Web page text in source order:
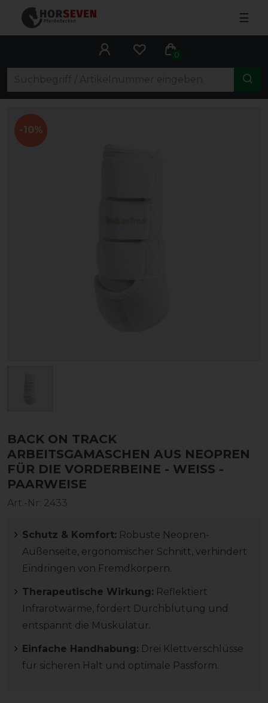
☰
0
-10%
BACK ON TRACK
ARBEITSGAMASCHEN AUS NEOPREN
FÜR DIE VORDERBEINE - WEISS - P
AARWEISE
Art.-Nr: 2433
Schutz & Komfort: Robuste Neopren-
Außenseite, ergonomischer Schnitt, verhindert
Eindringen von Fremdkörpern.
Therapeutische Wirkung: Reflektiert
Infrarotwärme, fördert Durchblutung und
entspannt die Muskulatur.
Einfache Handhabung: Drei Klettverschlüsse
für sicheren Halt und optimale Passform.